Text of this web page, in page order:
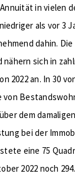
in vielen
als vor 3
dahin.
sich in
2022 an. In 30
von
dem
bei der
eine 75
2022 noch